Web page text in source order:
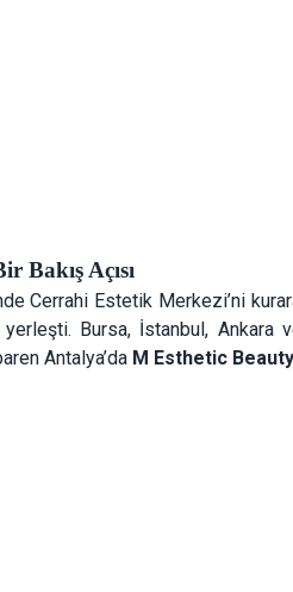
Bakış Açısı
Cerrahi Estetik Merkezi’ni
yerleşti. Bursa, İstanbul,
Antalya’da M Esthetic Beauty